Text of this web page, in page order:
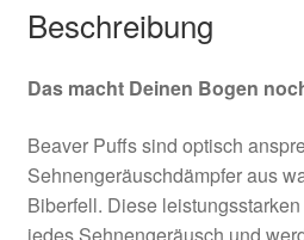
Beschreibung
Das macht Deinen Bogen
Beaver Puffs sind optisch
Sehnengeräuschdämpfer aus
Biberfell. Diese